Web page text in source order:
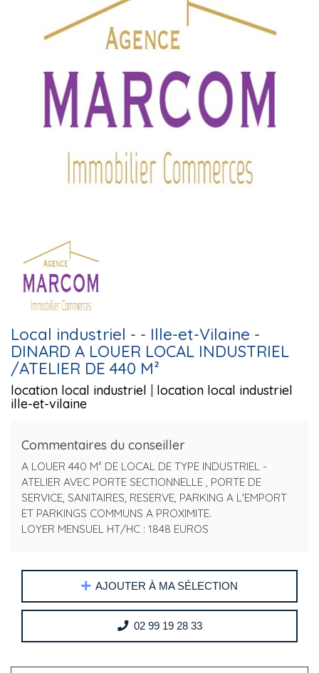
Local industriel - - Ille-et-Vilaine -
DINARD A LOUER LOCAL INDUSTRIEL
/ATELIER DE 440 M²
location local industriel | location local industriel
ille-et-vilaine
Commentaires du conseiller
A LOUER 440 M² DE LOCAL DE TYPE INDUSTRIEL -
ATELIER AVEC PORTE SECTIONNELLE , PORTE DE
SERVICE, SANITAIRES, RESERVE, PARKING A L'EMPORT
ET PARKINGS COMMUNS A PROXIMITE.
LOYER MENSUEL HT/HC : 1848 EUROS
AJOUTER À MA SÉLECTION
02 99 19 28 33